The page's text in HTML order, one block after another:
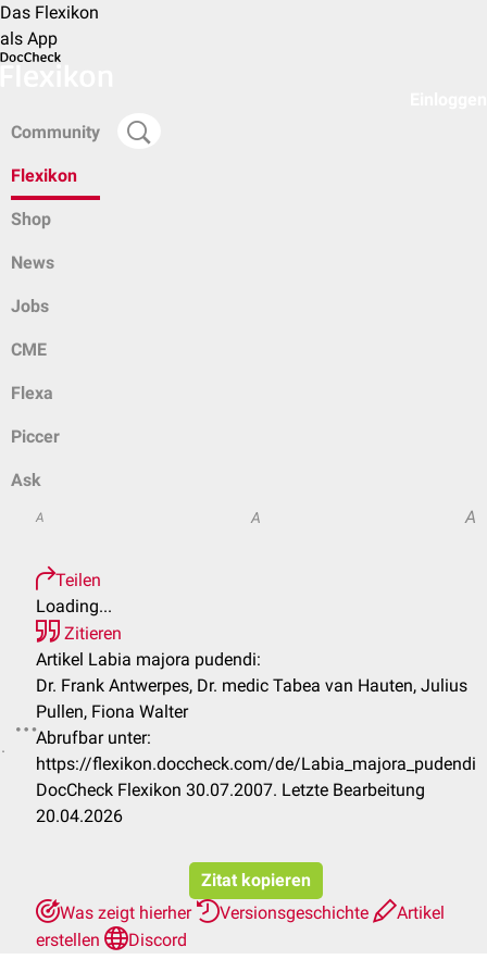
Das Flexikon
als App
Community
Flexikon
Shop
News
Jobs
CME
Flexa
Piccer
Ask
A A A
Teilen
Loading...
Zitieren
Artikel Labia majora pudendi:
Dr. Frank Antwerpes, Dr. medic Tabea van Hauten, Julius
Pullen, Fiona Walter
Abrufbar unter:
https://flexikon.doccheck.com/de/Labia_majora_pudendi
DocCheck Flexikon 30.07.2007. Letzte Bearbeitung
20.04.2026
Zitat kopieren
Was zeigt hierher
Versionsgeschichte
Artikel
erstellen
Discord